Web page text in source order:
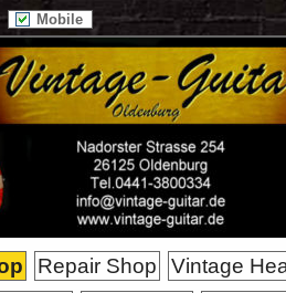
Mobile
Repair Shop
Vintage